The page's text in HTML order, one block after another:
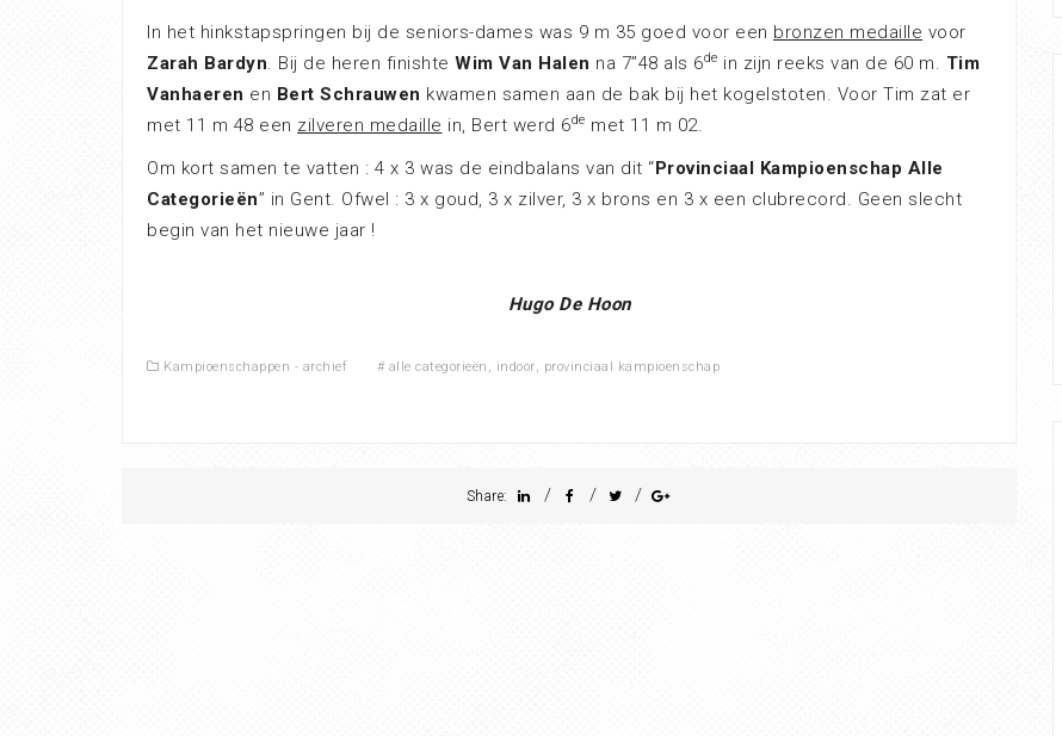
In het hinkstapspringen bij de seniors-dames was 9 m 35 goed voor een bronzen medaille voor
Zarah Bardyn. Bij de heren finishte Wim Van Halen na 7”48 als 6de in zijn reeks van de 60 m. Tim
Vanhaeren en Bert Schrauwen kwamen samen aan de bak bij het kogelstoten. Voor Tim zat er
met 11 m 48 een zilveren medaille in, Bert werd 6de met 11 m 02.
Om kort samen te vatten : 4 x 3 was de eindbalans van dit “Provinciaal Kampioenschap Alle
Categorieën” in Gent. Ofwel : 3 x goud, 3 x zilver, 3 x brons en 3 x een clubrecord. Geen slecht
begin van het nieuwe jaar !
Hugo De Hoon
Kampioenschappen - archief # alle categorieën , indoor, provinciaal kampioenschap
Share: / / /